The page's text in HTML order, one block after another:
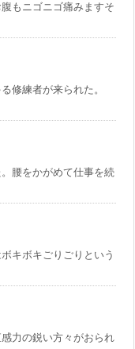
もニゴニゴ痛みますそ
修練者が来られた。
腰をかがめて仕事を続
キボキごりごりという
力の鋭い方々がおられ